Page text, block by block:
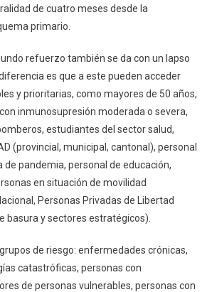
de cuatro meses desde la
primario.
refuerzo también se da con un lapso
es que a este pueden acceder
y prioritarias, como mayores de 50 años,
inmunosupresión moderada o severa,
estudiantes del sector salud,
(provincial, municipal, cantonal), personal
de pandemia, personal de educación,
en situación de movilidad
Personas Privadas de Libertad
basura y sectores estratégicos).
de riesgo: enfermedades crónicas,
catastróficas, personas con
de personas vulnerables, personas con